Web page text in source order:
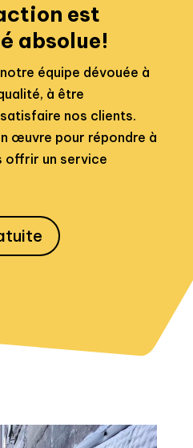
est
absolue!
équipe dévouée à
à être
nos clients.
œuvre pour répondre à
offrir un service